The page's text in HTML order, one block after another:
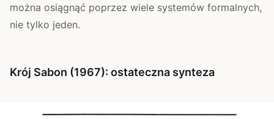
można osiągnąć poprzez wiele systemów formalnych,
nie tylko jeden.
Krój Sabon (1967): ostateczna synteza